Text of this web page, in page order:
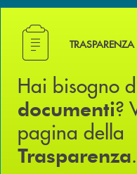
Hai bisogno di
TRASPARENZA
Hai bisogno
documenti?
pagina della
Trasparenza.